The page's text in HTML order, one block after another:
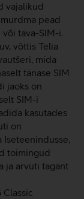
vajalikud
pead
tava-SIM-i.
võttis Telia
mida
tänase SIM
jaoks on
SIM-i
kasutades
on
toimingud
ja arvuti tagant
Classic